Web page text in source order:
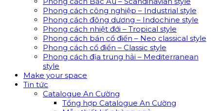
Phong cách công nghiệp – Industrial style
Phong cách đông dương – Indochine style
Phong cách nhiệt đới – Tropical style
Phong cách bán cổ điển – Neo classical style
Phong cách cổ điển – Classic style
Phong cách địa trung hải – Mediterranean
style
Make your space
Tin tức
Catalogue An Cường
Tổng hợp Catalogue An Cường